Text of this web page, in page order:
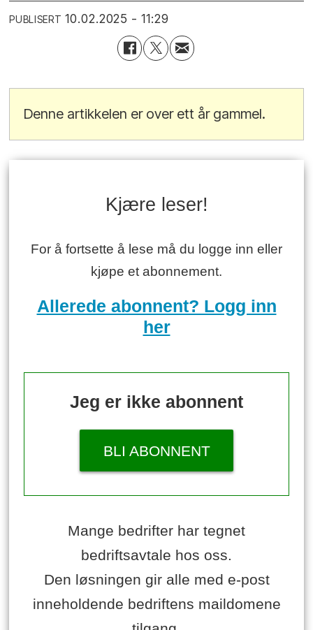
PUBLISERT 10.02.2025 - 11:29
Denne artikkelen er over ett år gammel.
Kjære leser!
For å fortsette å lese må du logge inn eller
kjøpe et abonnement.
Allerede abonnent? Logg inn
her
Jeg er ikke abonnent
BLI ABONNENT
Mange bedrifter har tegnet
bedriftsavtale hos oss.
Den løsningen gir alle med e-post
inneholdende bedriftens maildomene